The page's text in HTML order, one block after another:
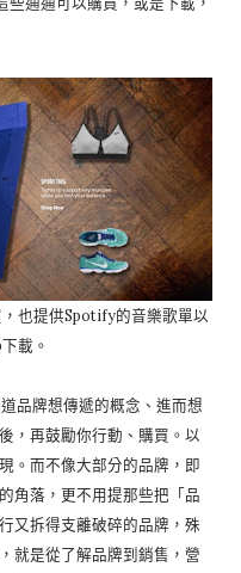
也提供Spotify的音樂歌單以
載。
品牌想傳遞的概念、進而想
，再鼓勵你行動、購買。以
。而不像大部分的品牌，即
角落，更不用提那些把「品
又拆得支離破碎的品牌，殊
就是從了解品牌到銷售，營